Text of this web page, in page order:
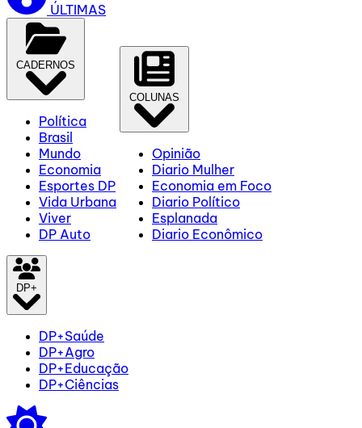
ÚLTIMAS
CADERNOS
Política
Brasil
Mundo
Economia
Esportes DP
Vida Urbana
Viver
DP Auto
COLUNAS
Opinião
Diario Mulher
Economia em Foco
Diario Político
Esplanada
Diario Econômico
DP+
DP+Saúde
DP+Agro
DP+Educação
DP+Ciências